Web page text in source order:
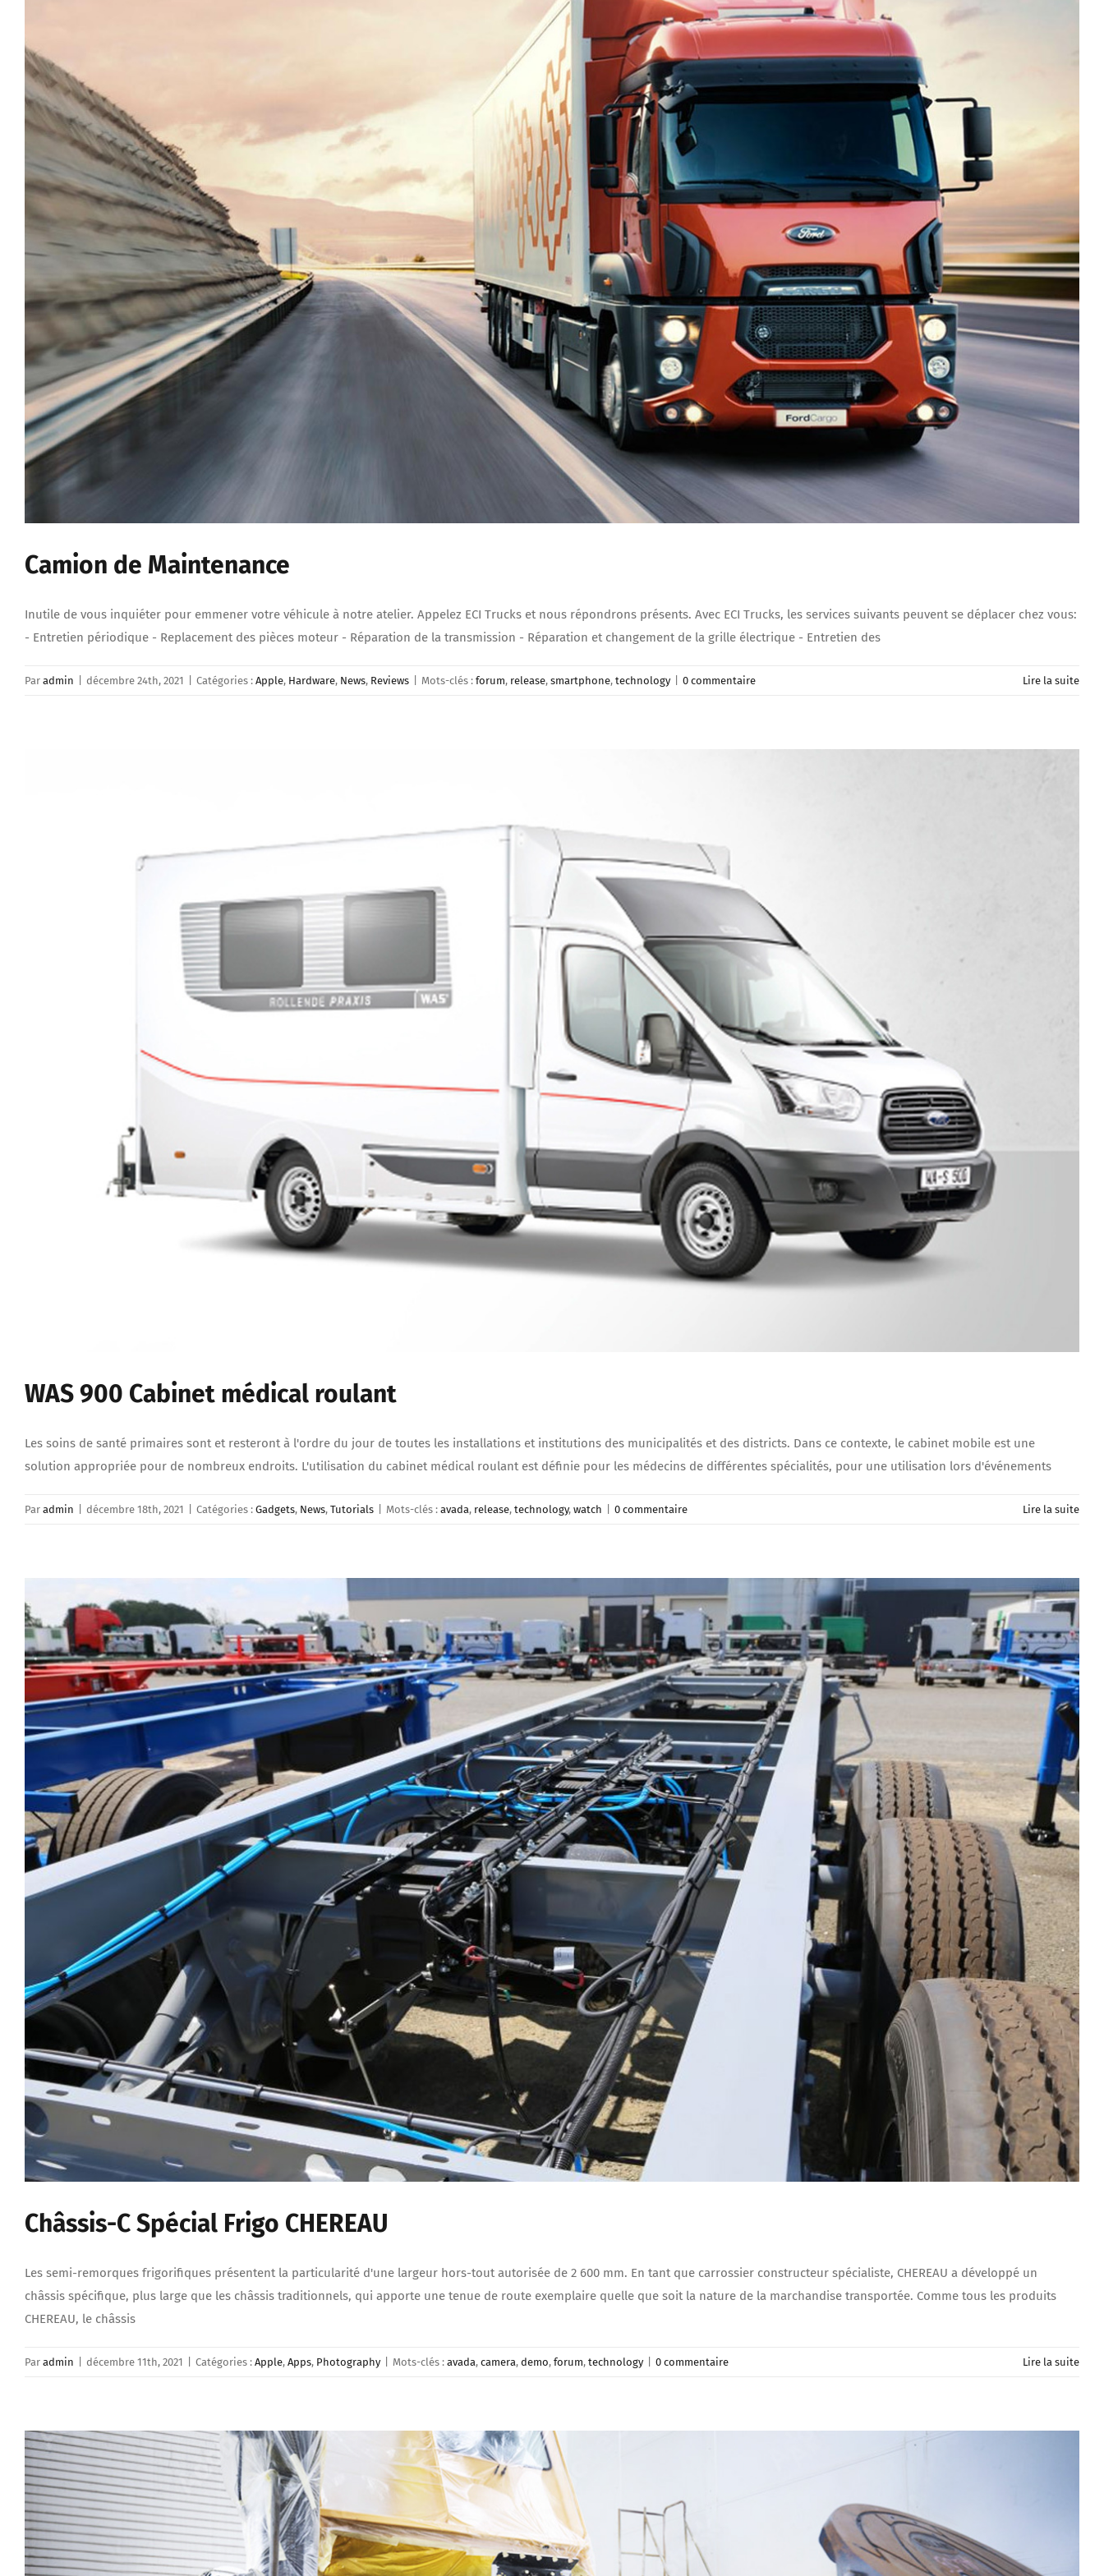
Camion de Maintenance
Inutile de vous inquiéter pour emmener votre véhicule à notre atelier. Appelez ECI Trucks et nous répondrons présents. Avec ECI Trucks, les services suivants peuvent se déplacer chez vous:
- Entretien périodique - Replacement des pièces moteur - Réparation de la transmission - Réparation et changement de la grille électrique - Entretien des
Par admin décembre 24th, 2021 Catégories : Apple, Hardware, News, Reviews Mots-clés : forum, release, smartphone, technology 0 commentaire Lire la suite
WAS 900 Cabinet médical roulant
Les soins de santé primaires sont et resteront à l'ordre du jour de toutes les installations et institutions des municipalités et des districts. Dans ce contexte, le cabinet mobile est une
solution appropriée pour de nombreux endroits. L'utilisation du cabinet médical roulant est définie pour les médecins de différentes spécialités, pour une utilisation lors d'événements
Par admin décembre 18th, 2021 Catégories : Gadgets, News, Tutorials Mots-clés : avada, release, technology, watch 0 commentaire Lire la suite
Châssis-C Spécial Frigo CHEREAU
Les semi-remorques frigorifiques présentent la particularité d'une largeur hors-tout autorisée de 2 600 mm. En tant que carrossier constructeur spécialiste, CHEREAU a développé un
châssis spécifique, plus large que les châssis traditionnels, qui apporte une tenue de route exemplaire quelle que soit la nature de la marchandise transportée. Comme tous les produits
CHEREAU, le châssis
Par admin décembre 11th, 2021 Catégories : Apple, Apps, Photography Mots-clés : avada, camera, demo, forum, technology 0 commentaire Lire la suite